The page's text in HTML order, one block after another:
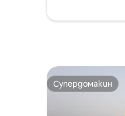
Супердомакин
Супердомакин